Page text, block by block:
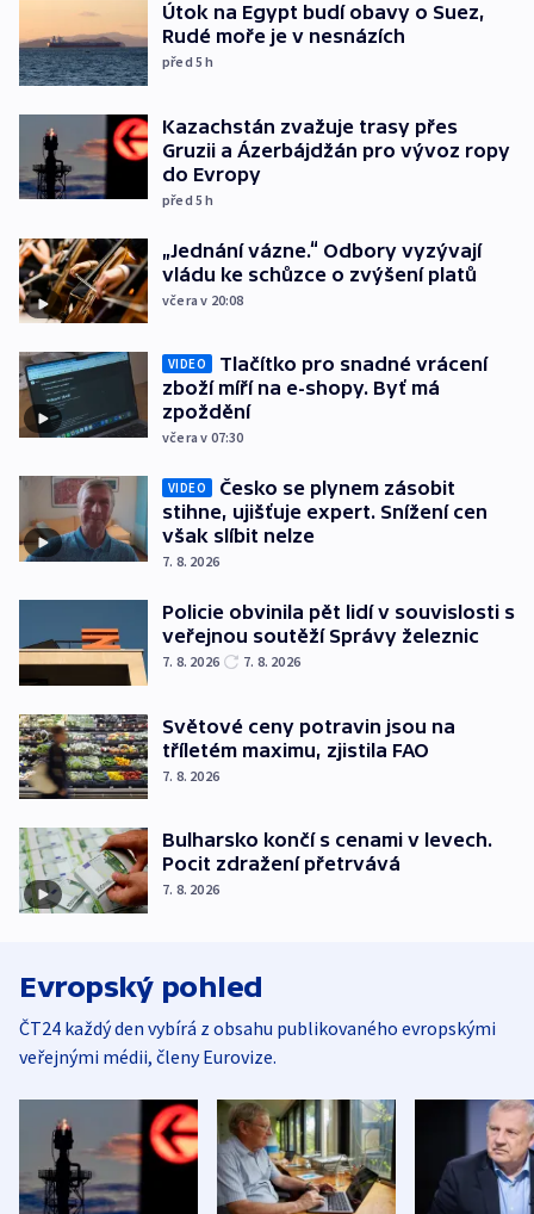
Útok na Egypt budí obavy o Suez,
Rudé moře je v nesnázích
před 5h
Kazachstán zvažuje trasy přes
Gruzii a Ázerbájdžán pro vývoz ropy
do Evropy
před 5h
„Jednání vázne.“ Odbory vyzývají
vládu ke schůzce o zvýšení platů
včera v 20:08
VIDEO
Tlačítko pro snadné vrácení
zboží míří na e-shopy. Byť má
zpoždění
včera v 07:30
VIDEO
Česko se plynem zásobit
stihne, ujišťuje expert. Snížení cen
však slíbit nelze
7. 8. 2026
Policie obvinila pět lidí v souvislosti s
veřejnou soutěží Správy železnic
7. 8. 2026 7. 8. 2026
Světové ceny potravin jsou na
tříletém maximu, zjistila FAO
7. 8. 2026
Bulharsko končí s cenami v levech.
Pocit zdražení přetrvává
7. 8. 2026
Evropský pohled
ČT24 každý den vybírá z obsahu publikovaného evropskými
veřejnými médii, členy Eurovize.